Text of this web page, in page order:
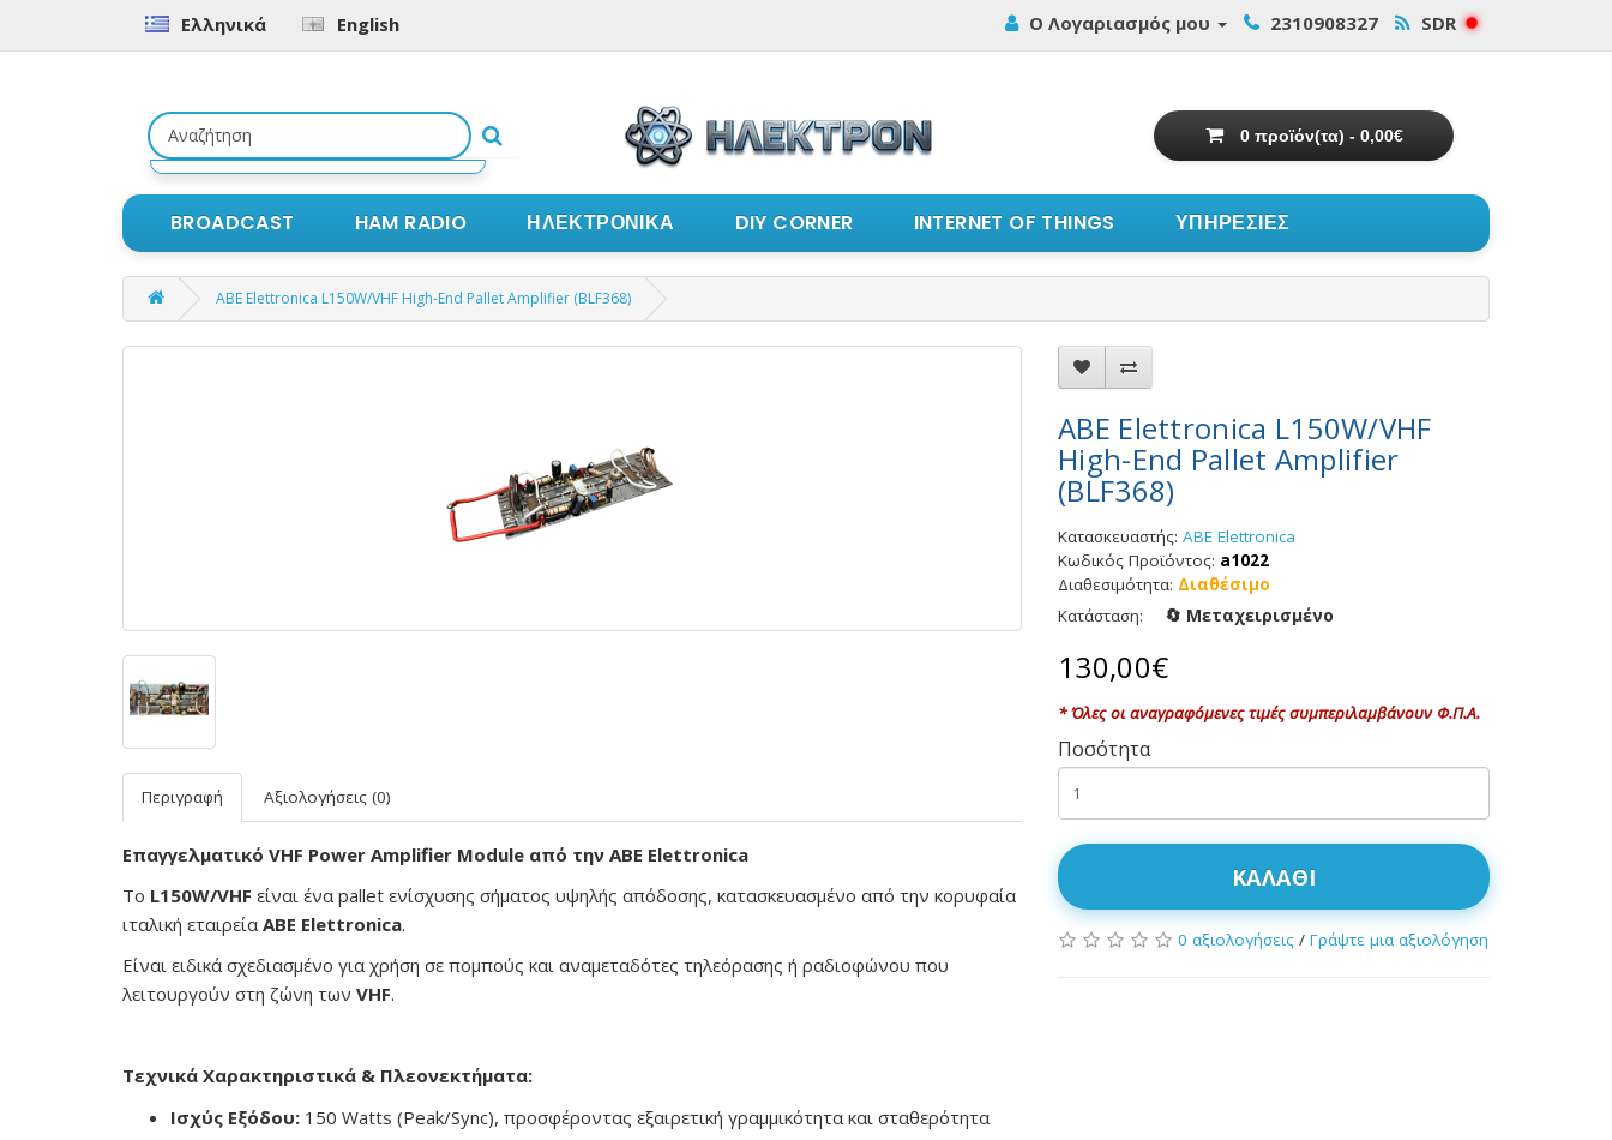
Ελληνικά English Ο Λογαριασμός μου 2310908327 SDR
Αναζήτηση
προϊόντων
0 προϊόν(τα) - 0,00€
BROADCAST HAM RADIO ΗΛΕΚΤΡΟΝΙΚΑ DIY CORNER INTERNET OF THINGS ΥΠΗΡΕΣΙΕΣ
ABE Elettronica L150W/VHF High-End Pallet Amplifier (BLF368)
Περιγραφή Αξιολογήσεις (0)
Επαγγελματικό VHF Power Amplifier Module από την ABE Elettronica
Το L150W/VHF είναι ένα pallet ενίσχυσης σήματος υψηλής απόδοσης, κατασκευασμένο από την κορυφαία
ιταλική εταιρεία ABE Elettronica.
Είναι ειδικά σχεδιασμένο για χρήση σε πομπούς και αναμεταδότες τηλεόρασης ή ραδιοφώνου που
λειτουργούν στη ζώνη των VHF.
Τεχνικά Χαρακτηριστικά & Πλεονεκτήματα:
Ισχύς Εξόδου: 150 Watts (Peak/Sync), προσφέροντας εξαιρετική γραμμικότητα και σταθερότητα
ABE Elettronica L150W/VHF
High-End Pallet Amplifier
(BLF368)
Κατασκευαστής: ABE Elettronica
Κωδικός Προϊόντος: a1022
Διαθεσιμότητα: Διαθέσιμο
Κατάσταση:
🔄 Μεταχειρισμένο
130,00€
* Όλες οι αναγραφόμενες τιμές συμπεριλαμβάνουν Φ.Π.Α.
Ποσότητα
ΚΑΛΆΘΙ
0 αξιολογήσεις / Γράψτε μια αξιολόγηση